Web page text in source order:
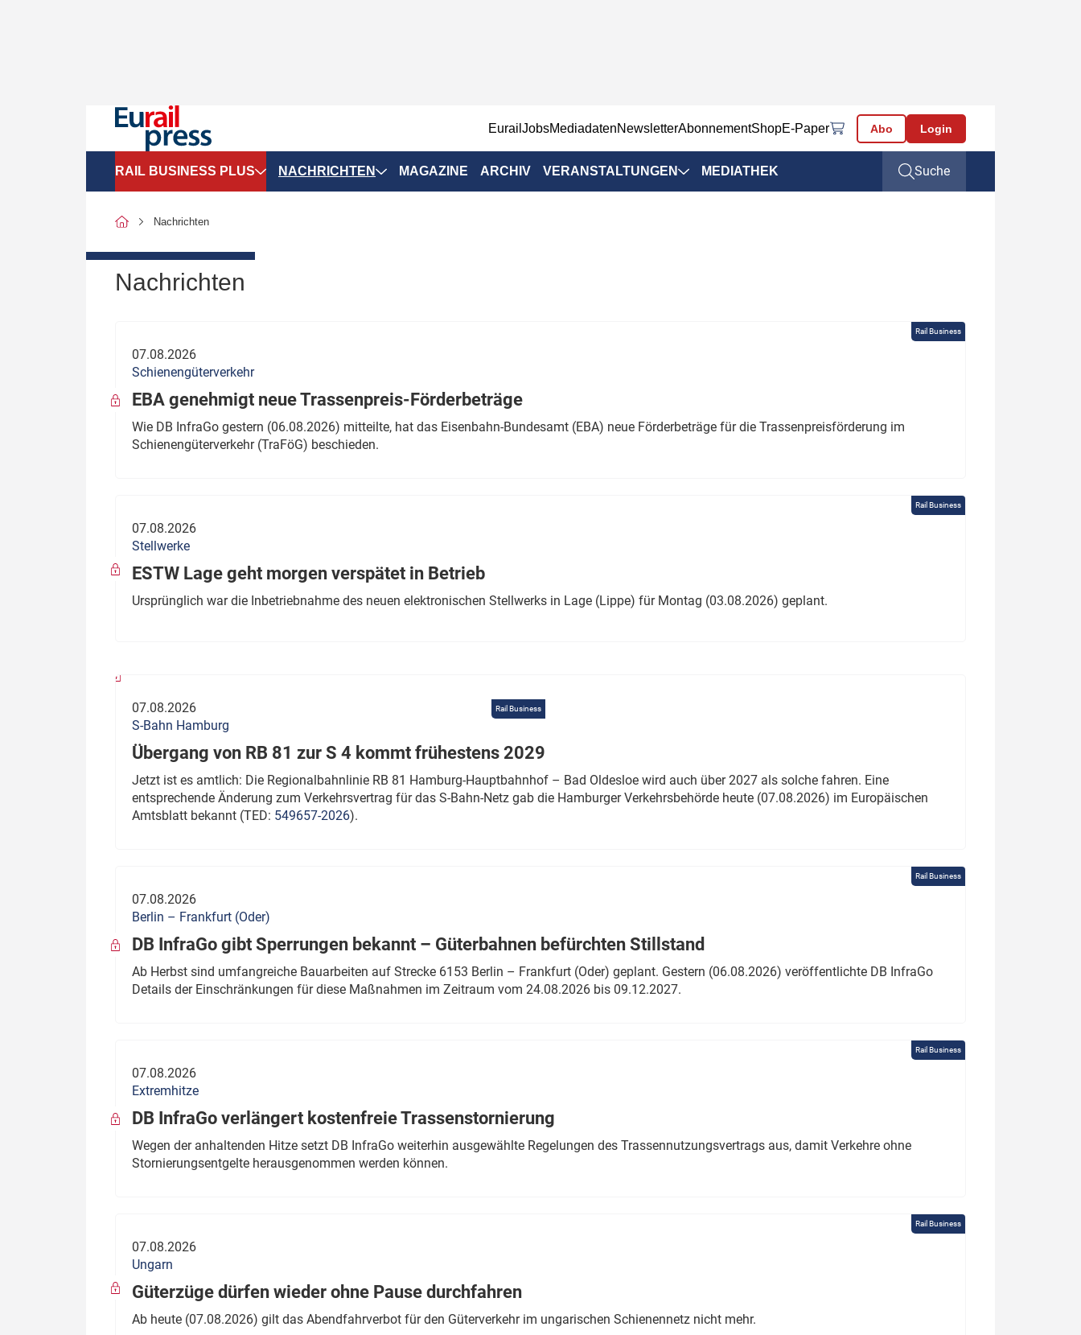
EurailJobsMediadatenNewsletterAbonnementShopE-Paper Abo Login
RAIL BUSINESS PLUS
SPNV-Marktdaten
Politik
Verbände: Wer spricht für
wen?
Thema des Monats
Dossier: Generalsanierung
Dossier: ETCS
NACHRICHTEN
Infrastruktur & Ausrüstung
ÖPNV
MAGAZINE ARCHIV VERANSTALTUNGEN MEDIATHEK Suche
Nachrichten
Nachrichten
Rail Business
07.08.2026
Schienengüterverkehr
EBA genehmigt neue Trassenpreis-Förderbeträge
Wie DB InfraGo gestern (06.08.2026) mitteilte, hat das Eisenbahn-Bundesamt (EBA) neue Förderbeträge für die Trassenpreisförderung im
Schienengüterverkehr (TraFöG) beschieden.
Rail Business
07.08.2026
Stellwerke
ESTW Lage geht morgen verspätet in Betrieb
Ursprünglich war die Inbetriebnahme des neuen elektronischen Stellwerks in Lage (Lippe) für Montag (03.08.2026) geplant.
Rail Business
07.08.2026
S-Bahn Hamburg
Übergang von RB 81 zur S 4 kommt frühestens 2029
Jetzt ist es amtlich: Die Regionalbahnlinie RB 81 Hamburg-Hauptbahnhof – Bad Oldesloe wird auch über 2027 als solche fahren. Eine
entsprechende Änderung zum Verkehrsvertrag für das S-Bahn-Netz gab die Hamburger Verkehrsbehörde heute (07.08.2026) im Europäischen
Amtsblatt bekannt (TED: 549657-2026).
Rail Business
07.08.2026
Berlin – Frankfurt (Oder)
DB InfraGo gibt Sperrungen bekannt – Güterbahnen befürchten Stillstand
Ab Herbst sind umfangreiche Bauarbeiten auf Strecke 6153 Berlin – Frankfurt (Oder) geplant. Gestern (06.08.2026) veröffentlichte DB InfraGo
Details der Einschränkungen für diese Maßnahmen im Zeitraum vom 24.08.2026 bis 09.12.2027.
Rail Business
07.08.2026
Extremhitze
DB InfraGo verlängert kostenfreie Trassenstornierung
Wegen der anhaltenden Hitze setzt DB InfraGo weiterhin ausgewählte Regelungen des Trassennutzungsvertrags aus, damit Verkehre ohne
Stornierungsentgelte herausgenommen werden können.
Rail Business
07.08.2026
Ungarn
Güterzüge dürfen wieder ohne Pause durchfahren
Ab heute (07.08.2026) gilt das Abendfahrverbot für den Güterverkehr im ungarischen Schienennetz nicht mehr.